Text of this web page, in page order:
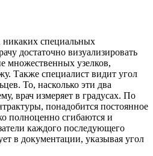
никаких специальных
достаточно визуализировать
множественных узелков,
Также специалист видит угол
То, насколько эти два
врач измеряет в градусах. По
понадобится постоянное
полноценно сгибаются и
каждого последующего
в документации, указывая угол